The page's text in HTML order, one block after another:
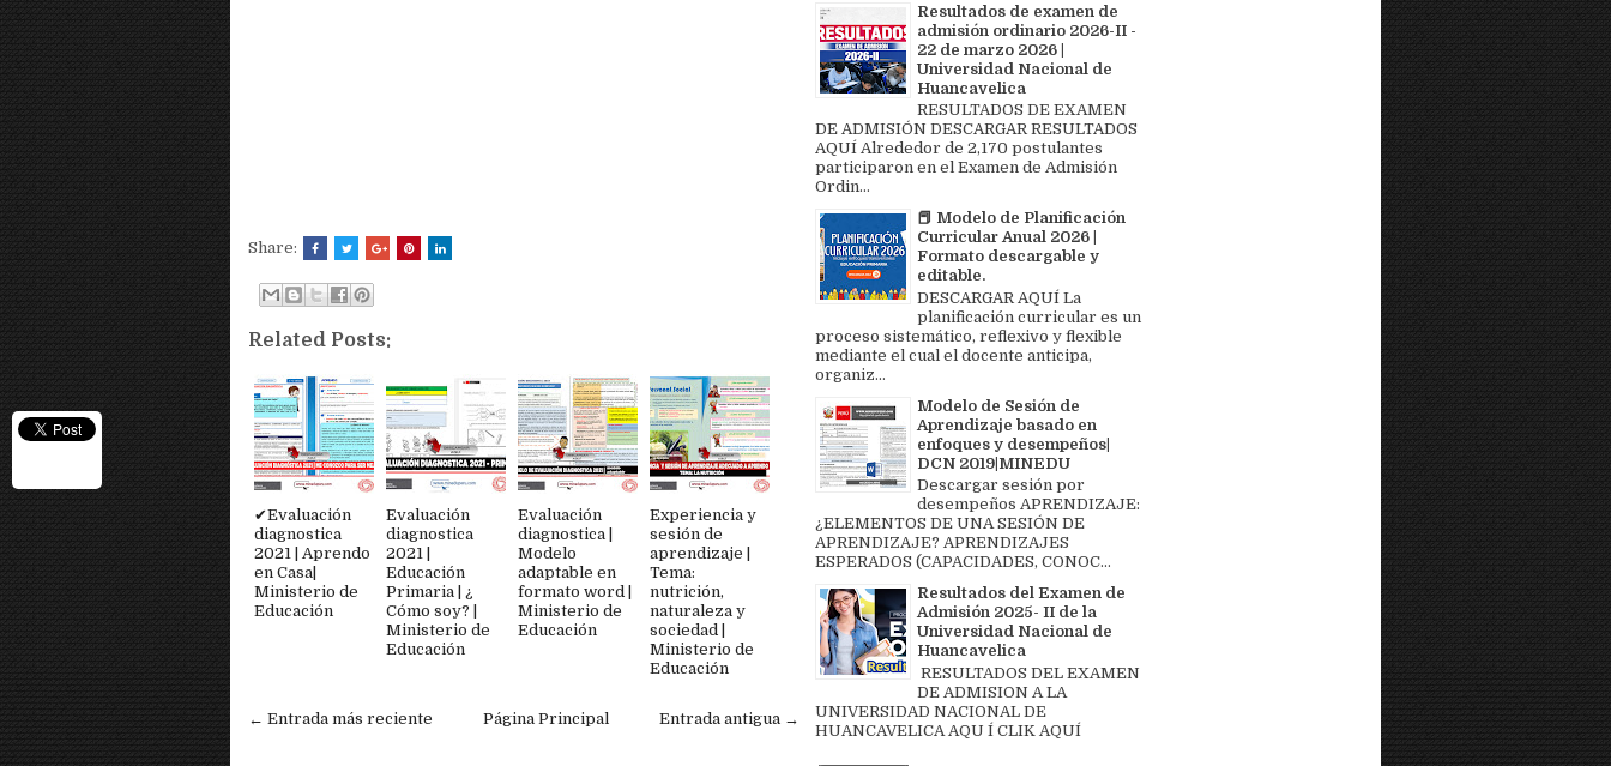
Share:
Related Posts:
✔Evaluación
diagnostica
2021 | Aprendo
en Casa|
Ministerio de
Educación
Evaluación
diagnostica
2021 |
Educación
Primaria | ¿
Cómo soy? |
Ministerio de
Educación
Evaluación
diagnostica |
Modelo
adaptable en
formato word |
Ministerio de
Educación
Experiencia y
sesión de
aprendizaje |
Tema:
nutrición,
naturaleza y
sociedad |
Ministerio de
Educación
← Entrada más reciente Entrada antigua →
Página Principal
Resultados de examen de
admisión ordinario 2026-II -
22 de marzo 2026 |
Universidad Nacional de
Huancavelica
RESULTADOS DE EXAMEN
DE ADMISIÓN DESCARGAR RESULTADOS
AQUÍ Alrededor de 2,170 postulantes
participaron en el Examen de Admisión
Ordin...
📕 Modelo de Planificación
Curricular Anual 2026 |
Formato descargable y
editable.
DESCARGAR AQUÍ La
planificación curricular es un
proceso sistemático, reflexivo y flexible
mediante el cual el docente anticipa,
organiz...
Modelo de Sesión de
Aprendizaje basado en
enfoques y desempeños|
DCN 2019|MINEDU
Descargar sesión por
desempeños APRENDIZAJE:
¿ELEMENTOS DE UNA SESIÓN DE
APRENDIZAJE? APRENDIZAJES
ESPERADOS (CAPACIDADES, CONOC...
Resultados del Examen de
Admisión 2025- II de la
Universidad Nacional de
Huancavelica
RESULTADOS DEL EXAMEN
DE ADMISION A LA
UNIVERSIDAD NACIONAL DE
HUANCAVELICA AQU Í CLIK AQUÍ